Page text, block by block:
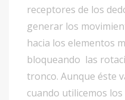
receptores de los
generar los
hacia los elementos
bloqueando las
tronco. Aunque éste
cuando utilicemos